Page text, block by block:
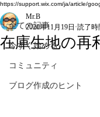
https://support.wix.com/ja/article/
全ての記事
今すぐ始める
コミュニティ
ブログ作成のヒント
在庫生地の再
Mr.B
2020年11月19日 読了時